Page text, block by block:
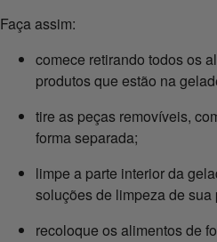
Faça assim:
comece retirando todos os
produtos que estão na
tire as peças removíveis,
forma separada;
limpe a parte interior da
soluções de limpeza de sua
recoloque os alimentos de